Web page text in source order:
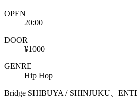
OPEN
20:00
DOOR
¥1000
GENRE
Hip Hop
Bridge SHIBUYA / SHINJUKU、